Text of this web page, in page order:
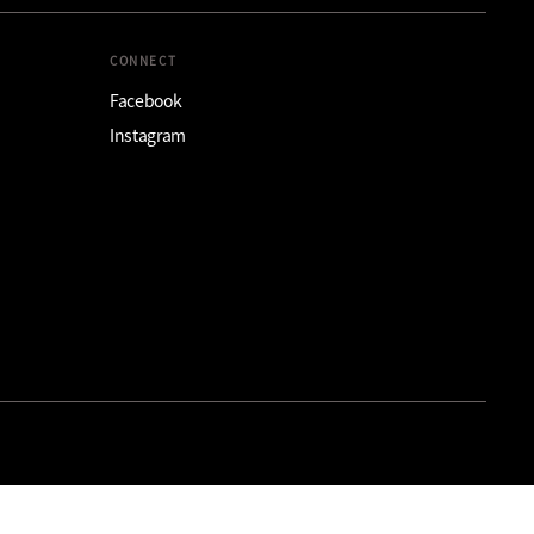
CONNECT
Facebook
Instagram